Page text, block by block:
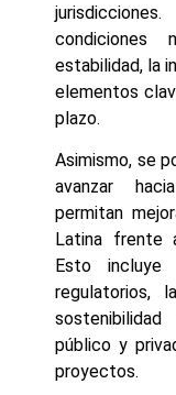
condiciones
estabilidad, la
elementos
plazo.
Asimismo, se
avanzar
permitan
Latina frente
Esto incluye
regulatorios,
público y
proyectos.